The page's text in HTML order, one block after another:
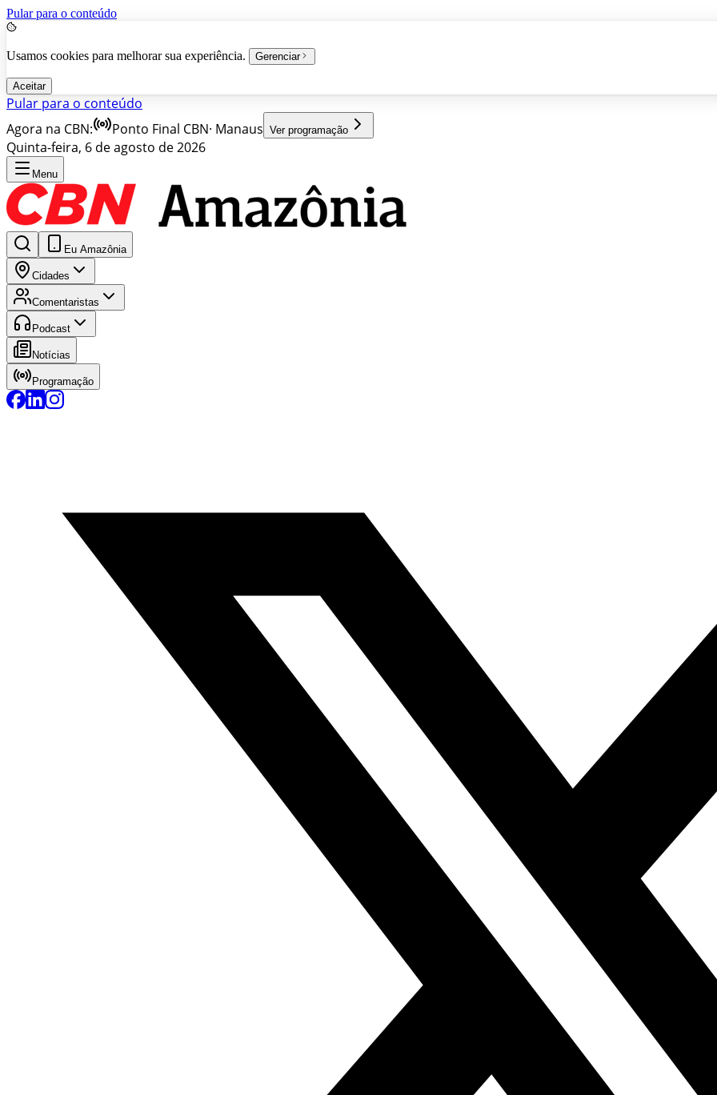
Pular para o conteúdo
Usamos cookies para melhorar sua experiência. Gerenciar
Aceitar
Pular para o conteúdo
Agora na CBN:
Ponto Final CBN· Manaus Ver programação
Quinta-feira, 6 de agosto de 2026
Menu
Eu Amazônia
Cidades
Comentaristas
Podcast
Notícias
Programação